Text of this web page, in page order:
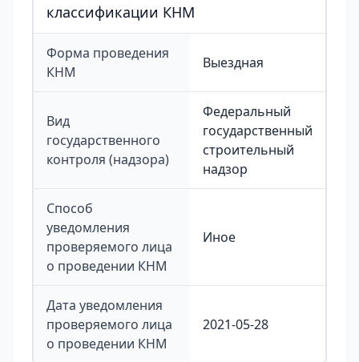
классификации КНМ
Форма проведения
КНМ
Выездная
Вид
государственного
контроля (надзора)
Федеральный
государственный
строительный
надзор
Способ
уведомления
проверяемого лица
о проведении КНМ
Иное
Дата уведомления
проверяемого лица
о проведении КНМ
2021-05-28